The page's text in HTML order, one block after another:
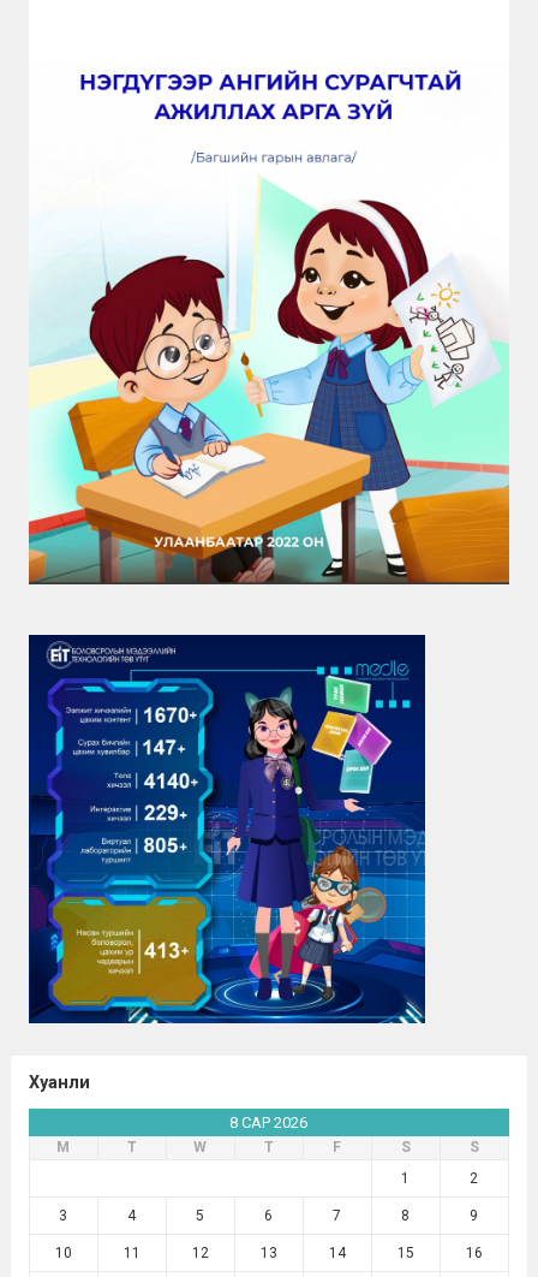
Хуанли
8 САР 2026
М Т W Т F S
S
1
2
3 4 5 6 7 8 9
10 11 12 13 14 15 16